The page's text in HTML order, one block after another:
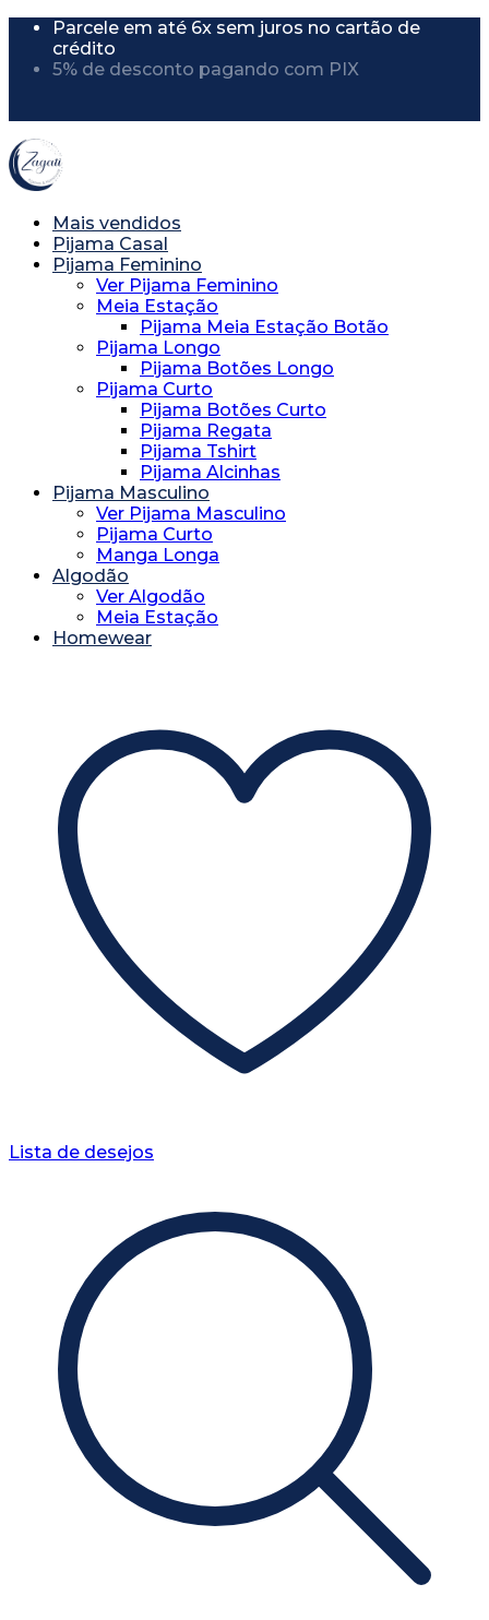
Parcele em até 6x sem juros no cartão de
crédito
5% de desconto pagando com PIX
Mais vendidos
Pijama Casal
Pijama Feminino
Ver Pijama Feminino
Meia Estação
Pijama Meia Estação Botão
Pijama Longo
Pijama Botões Longo
Pijama Curto
Pijama Botões Curto
Pijama Regata
Pijama Tshirt
Pijama Alcinhas
Pijama Masculino
Ver Pijama Masculino
Pijama Curto
Manga Longa
Algodão
Ver Algodão
Meia Estação
Homewear
Lista de desejos